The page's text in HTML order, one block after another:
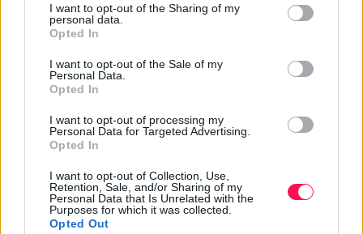
not limited to your visit or usage behaviour. You may click to
grant or deny consent to Google and its third-party tags to
use your data for below specified purposes in below Google
consent section.
I want to opt-out of the Sharing of my
personal data.
Opted In
I want to opt-out of the Sale of my
Personal Data.
Opted In
I want to opt-out of processing my
Personal Data for Targeted Advertising.
Opted In
I want to opt-out of Collection, Use,
Retention, Sale, and/or Sharing of my
Personal Data that Is Unrelated with the
Purposes for which it was collected.
Opted Out
7. Használj rovarölő szappant
körültekintően
Ha a vízsugaras lemosás és a kézi eltávolítás nem
elegendő, jó megoldás lehet egy kifejezetten
növényvédelmi célra készült rovarölő szappan. Ezek a
készítmények elsősorban a puha testű kártevők,
például a levéltetvek ellen hatásosak. Fontos, hogy
közvetlenül érintkezzenek a rovarokkal, ezért a levelek
fonákját és a hajtásvégeket is alaposan be kell
permetezni.